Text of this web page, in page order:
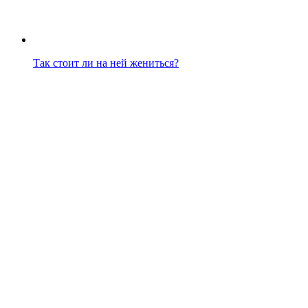
Так стоит ли на ней жениться?